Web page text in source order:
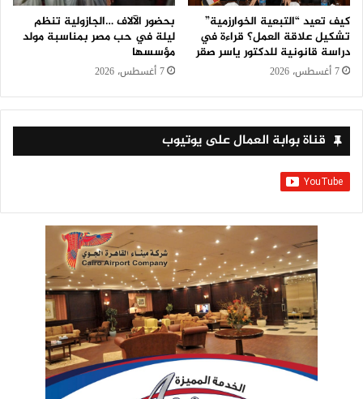
كيف تعيد “التبعية الخوارزمية”
تشكيل علاقة العمل؟ قراءة في
دراسة قانونية للدكتور ياسر صقر
7 أغسطس، 2026
بحضور الآلاف …الجازولية تنظم
ليلة في حب مصر بمناسبة مولد
مؤسسها
7 أغسطس، 2026
قناة بوابة العمال على يوتيوب